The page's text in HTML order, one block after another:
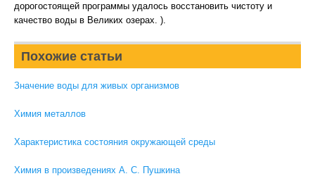
дорогостоящей программы удалось восстановить чистоту и
качество воды в Великих озерах. ).
Похожие статьи
Значение воды для живых организмов
Химия металлов
Характеристика состояния окружающей среды
Химия в произведениях А. С. Пушкина